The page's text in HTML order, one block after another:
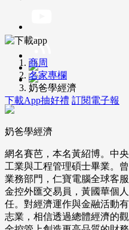
下載App抽好禮 訂閱電子報
商周
名家專欄
奶爸學經濟
奶爸學經濟
網名賽芭，本名黃紹博。中
工業與工程管理碩士畢業。
業務部門，仁寶電腦全球客
金控外匯交易員，黃國華個
任。對經濟運作與金融活動
志業，相信透過總體經濟的